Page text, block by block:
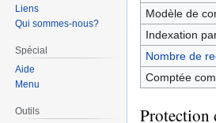
Modèle de
Indexation
Nombre de
Comptée
Protection
Liens
Qui sommes-nous?
Spécial
Aide
Menu
Outils